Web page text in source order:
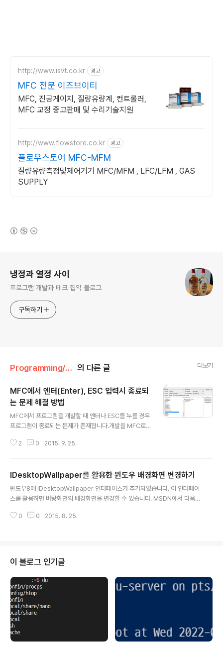
http://www.isvt.co.kr 광고
MFC 전문 이즈브이티
MFC, 진공게이지, 질량유량계, 컨트롤러,
MFC 교정 중고판매 및 수리기술지원
http://www.flowstore.co.kr 광고
플로우스토어 MFC-MFM
질량유량측정및제어기기 MFC/MFM , LFC/LFM , GAS
SUPPLY
냉정과 열정 사이
프로그램 개발과 테크 집약 블로그
구독하기
Programming/Win32&MFC&COM 의 다른 글 더보기
MFC에서 엔터(Enter), ESC 입력시 종료되
는 문제 해결 방법
MFC에서 프로그램을 개발할 때 엔터나 ESC를 누를 경우
프로그램이 종료되는 문제가 존재합니다.개발을 MFC로
결하기 위해 다음과 같은 방법으로 처리하면 됩니다.1. Pre
g.cpp와 .h파일이 생성됩니다.해당 클래스의 PreTransl
ateMessage() 메소드를 오버라이딩하는 방법입니다.이
메소드는 메시지가 처리되기 전에 호출이 되는 함수입니
니다.먼저 Class Wizard를 실행(Ctrl + Shift + X)합니
2 0 2015. 9. 25.
IDesktopWallpaper를 활용한 윈도우 배경화면 변경하기
윈도우8에 IDesktopWallpaper 인터페이스가 추가되었습니다. 이 인터페이
스를 활용하면 바탕화면의 배경화면을 변경할 수 있습니다. MSDN에서 다음과
indows/desktop/hh706946(v=vs.85).aspx 메소드의 이름이 직관적이
ptr, COINIT_APARTMENTTHREADED); CComPtr pWall..
0 0 2015. 8. 25.
이 블로그 인기글